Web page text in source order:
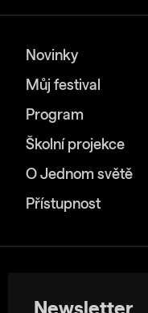
Novinky
Můj festival
Program
Školní projekce
O Jednom světě
Přístupnost